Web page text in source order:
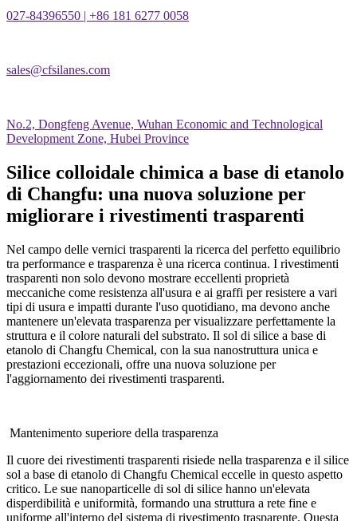
027-84396550 | +86 181 6277 0058
sales@cfsilanes.com
No.2, Dongfeng Avenue, Wuhan Economic and Technological
Development Zone, Hubei Province
Silice colloidale chimica a base di etanolo
di Changfu: una nuova soluzione per
migliorare i rivestimenti trasparenti
Nel campo delle vernici trasparenti la ricerca del perfetto equilibrio
tra performance e trasparenza è una ricerca continua. I rivestimenti
trasparenti non solo devono mostrare eccellenti proprietà
meccaniche come resistenza all'usura e ai graffi per resistere a vari
tipi di usura e impatti durante l'uso quotidiano, ma devono anche
mantenere un'elevata trasparenza per visualizzare perfettamente la
struttura e il colore naturali del substrato. Il sol di silice a base di
etanolo di Changfu Chemical, con la sua nanostruttura unica e
prestazioni eccezionali, offre una nuova soluzione per
l'aggiornamento dei rivestimenti trasparenti.
Mantenimento superiore della trasparenza
Il cuore dei rivestimenti trasparenti risiede nella trasparenza e il silice
sol a base di etanolo di Changfu Chemical eccelle in questo aspetto
critico. Le sue nanoparticelle di sol di silice hanno un'elevata
disperdibilità e uniformità, formando una struttura a rete fine e
uniforme all'interno del sistema di rivestimento trasparente. Questa